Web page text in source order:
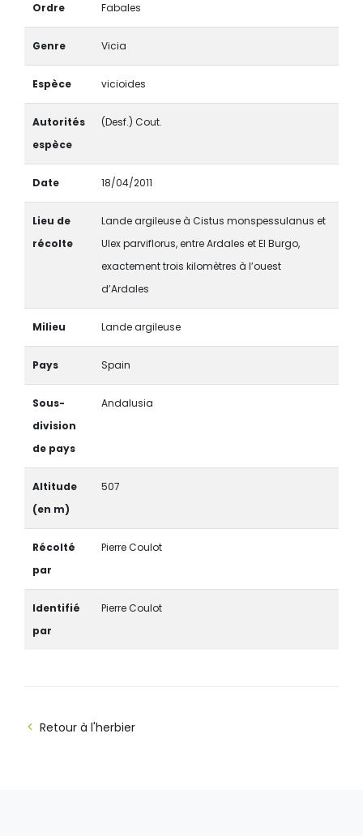
Ordre Fabales
Genre Vicia
Espèce vicioides
Autorités
espèce
(Desf.) Cout.
Date 18/04/2011
Lieu de
récolte
Lande argileuse à Cistus monspessulanus et
Ulex parviflorus, entre Ardales et El Burgo,
exactement trois kilomètres à l’ouest
d’Ardales
Milieu Lande argileuse
Pays Spain
Sous-
division
de pays
Andalusia
Altitude
(en m)
507
Récolté
par
Pierre Coulot
Identifié
par
Pierre Coulot
Retour à l'herbier